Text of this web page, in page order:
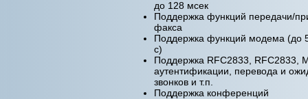
до 128 мсек
Поддержка функций передачи/
факса
Поддержка функций модема (до
с)
Поддержка RFC2833, RFC2833,
аутентификации, перевода и
звонков и т.п.
Поддержка конференций